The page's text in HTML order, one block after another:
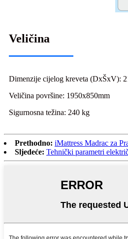
Veličina
Dimenzije cijelog kreveta (DxŠxV):
Veličina površine: 1950x850mm
Sigurnosna težina: 240 kg
Prethodno: iMattress Madrac za
Sljedeće: Tehnički parametri